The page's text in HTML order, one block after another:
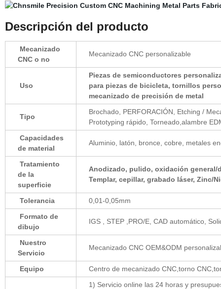
Descripción del producto
Mecanizado
CNC o no
Mecanizado CNC personalizable
Uso
Piezas de semiconductores
para piezas de bicicleta, tornillos
mecanizado de precisión de metal
Tipo
Brochado, PERFORACIÓN, Etching /
Prototyping rápido, Torneado,alambre
Capacidades
de material
Aluminio, latón, bronce, cobre, metales
Tratamiento
de la
superficie
Anodizado, pulido, oxidación
Templar, cepillar, grabado láser, Zinc/
Tolerancia
0,01-0,05mm
Formato de
dibujo
IGS , STEP ,PRO/E, CAD automático,
Nuestro
Servicio
Mecanizado CNC OEM&ODM
Equipo Centro de mecanizado CNC,torno
1) Servicio online las 24 horas y